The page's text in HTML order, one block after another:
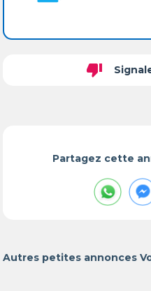
thumb_down
Partagez cette
Autres petites annonces